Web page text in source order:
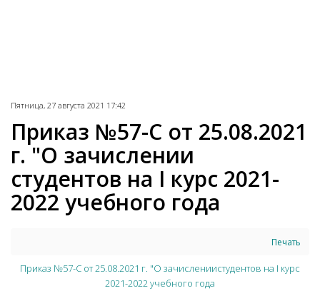
Пятница, 27 августа 2021 17:42
Приказ №57-С от 25.08.2021
г. "О зачислении
студентов на I курс 2021-
2022 учебного года
Печать
Приказ №57-С от 25.08.2021 г. "О зачислениистудентов на I курс
2021-2022 учебного года